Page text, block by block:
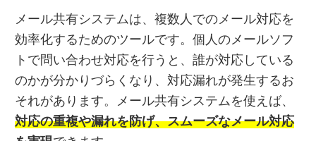
メール共有システムは、複数人でのメール対応を
効率化するためのツールです。個人のメールソフ
トで問い合わせ対応を行うと、誰が対応している
のかが分かりづらくなり、対応漏れが発生するお
それがあります。メール共有システムを使えば、
対応の重複や漏れを防げ、スムーズなメール対応